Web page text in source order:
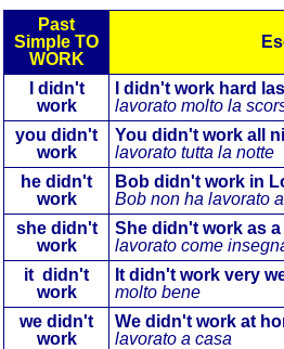
Past
Simple TO
WORK
I didn't
work
I didn't work hard
lavorato molto la
you didn't
work
You didn't work all
lavorato tutta la notte
he didn't
work
Bob didn't work in
Bob non ha lavorato
she didn't
work
She didn't work as
lavorato come
it didn't
work
It didn't work very
molto bene
we didn't
work
We didn't work at
lavorato a casa